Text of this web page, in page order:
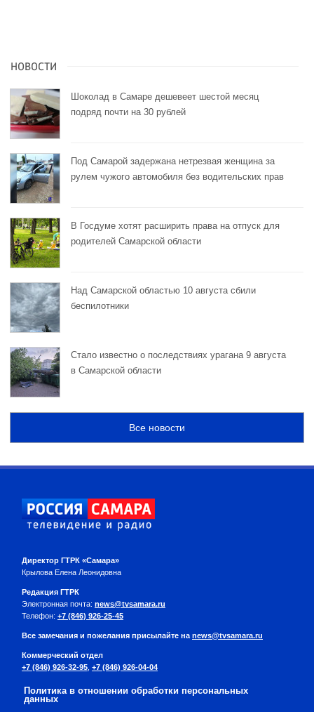
НОВОСТИ
Шоколад в Самаре дешевеет шестой месяц
подряд почти на 30 рублей
Под Самарой задержана нетрезвая женщина за
рулем чужого автомобиля без водительских прав
В Госдуме хотят расширить права на отпуск для
родителей Самарской области
Над Самарской областью 10 августа сбили
беспилотники
Стало известно о последствиях урагана 9 августа
в Самарской области
Все новости
Директор ГТРК «Самара»
Крылова Елена Леонидовна
Редакция ГТРК
Электронная почта: news@tvsamara.ru
Телефон: +7 (846) 926-25-45
Все замечания и пожелания присылайте на news@tvsamara.ru
Коммерческий отдел
+7 (846) 926-32-95 +7 (846) 926-04-04
Политика в отношении обработки персональных
данных